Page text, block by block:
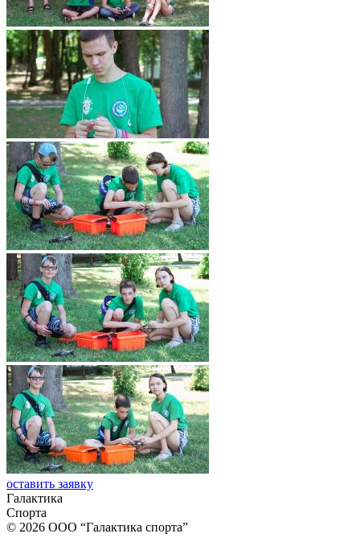
оставить заявку
Галактика
Спорта
© 2026 ООО “Галактика спорта”